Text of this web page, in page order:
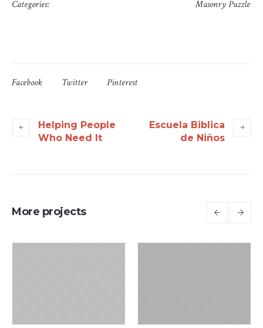
Categories:
Masonry Puzzle
Facebook Twitter Pinterest
Helping People
Who Need It
Escuela Biblica
de Niños
More projects